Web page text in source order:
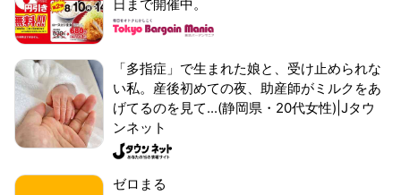
日まで開催中。
「多指症」で生まれた娘と、受け止められな
い私。産後初めての夜、助産師がミルクをあ
げてるのを見て...(静岡県・20代女性)|Jタウ
ンネット
ゼロまる